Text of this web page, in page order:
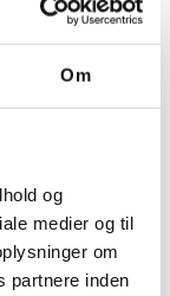
Om
og
medier og til
om
partnere inden
de nyeste
ændres og